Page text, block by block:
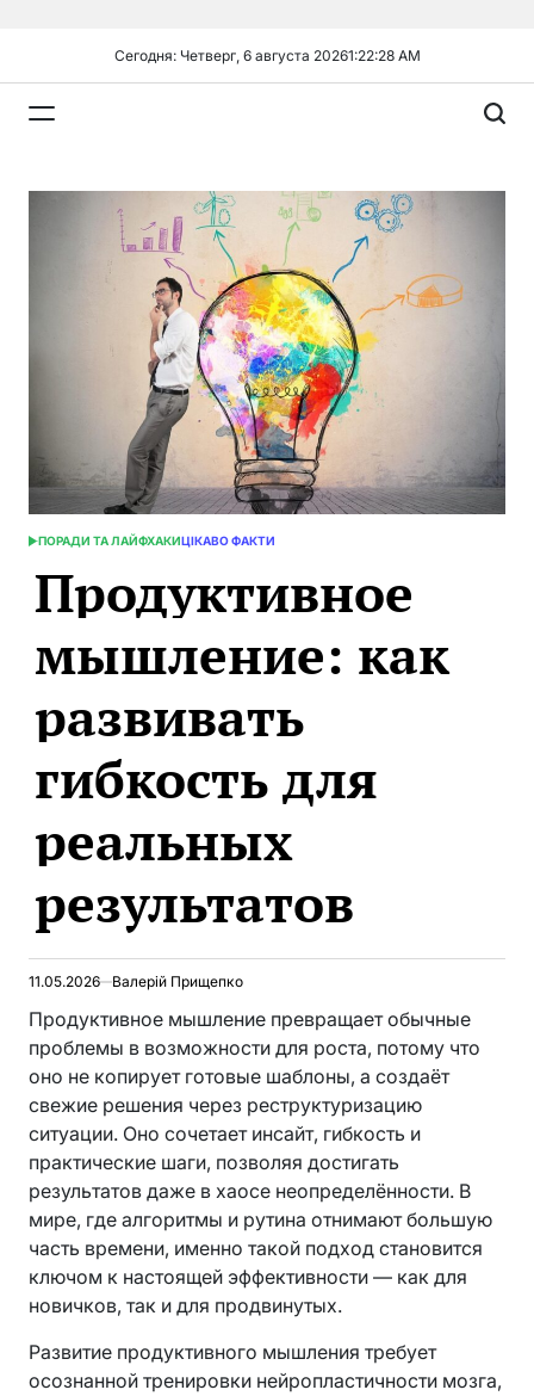
Сегодня: Четверг, 6 августа 20261:22:29 AM
ОПУБЛИКОВАНО
ПОРАДИ ТА ЛАЙФХАКИЦІКАВО ФАКТИ
Продуктивное
мышление: как
развивать
гибкость для
реальных
результатов
11.05.2026 Валерій Прищепко
Продуктивное мышление превращает обычные
проблемы в возможности для роста, потому что
оно не копирует готовые шаблоны, а создаёт
свежие решения через реструктуризацию
ситуации. Оно сочетает инсайт, гибкость и
практические шаги, позволяя достигать
результатов даже в хаосе неопределённости. В
мире, где алгоритмы и рутина отнимают большую
часть времени, именно такой подход становится
ключом к настоящей эффективности — как для
новичков, так и для продвинутых.
Развитие продуктивного мышления требует
осознанной тренировки нейропластичности мозга,